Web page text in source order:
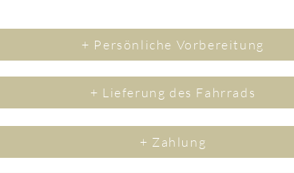
+ Persönliche Vorbereitung
+ Lieferung des Fahrrads
+ Zahlung